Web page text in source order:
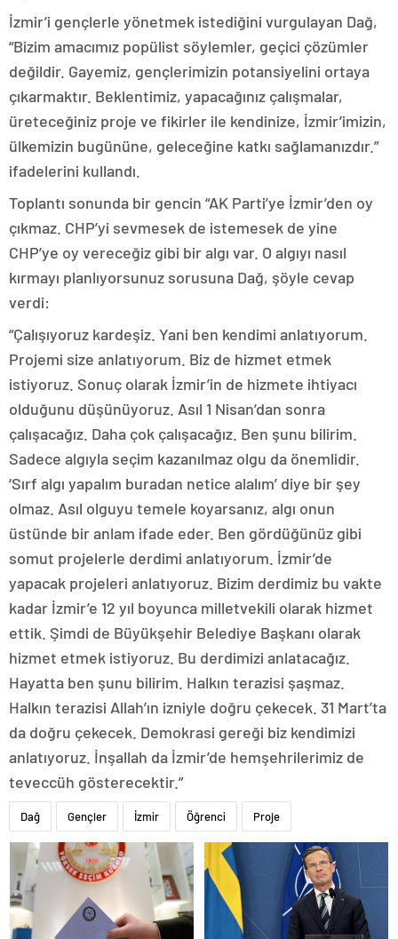
İzmir’i gençlerle yönetmek istediğini vurgulayan Dağ,
“Bizim amacımız popülist söylemler, geçici çözümler
değildir. Gayemiz, gençlerimizin potansiyelini ortaya
çıkarmaktır. Beklentimiz, yapacağınız çalışmalar,
üreteceğiniz proje ve fikirler ile kendinize, İzmir’imizin,
ülkemizin bugününe, geleceğine katkı sağlamanızdır.”
ifadelerini kullandı.
Toplantı sonunda bir gencin “AK Parti’ye İzmir’den oy
çıkmaz. CHP’yi sevmesek de istemesek de yine
CHP’ye oy vereceğiz gibi bir algı var. O algıyı nasıl
kırmayı planlıyorsunuz sorusuna Dağ, şöyle cevap
verdi:
“Çalışıyoruz kardeşiz. Yani ben kendimi anlatıyorum.
Projemi size anlatıyorum. Biz de hizmet etmek
istiyoruz. Sonuç olarak İzmir’in de hizmete ihtiyacı
olduğunu düşünüyoruz. Asıl 1 Nisan’dan sonra
çalışacağız. Daha çok çalışacağız. Ben şunu bilirim.
Sadece algıyla seçim kazanılmaz olgu da önemlidir.
‘Sırf algı yapalım buradan netice alalım’ diye bir şey
olmaz. Asıl olguyu temele koyarsanız, algı onun
üstünde bir anlam ifade eder. Ben gördüğünüz gibi
somut projelerle derdimi anlatıyorum. İzmir’de
yapacak projeleri anlatıyoruz. Bizim derdimiz bu vakte
kadar İzmir’e 12 yıl boyunca milletvekili olarak hizmet
ettik. Şimdi de Büyükşehir Belediye Başkanı olarak
hizmet etmek istiyoruz. Bu derdimizi anlatacağız.
Hayatta ben şunu bilirim. Halkın terazisi şaşmaz.
Halkın terazisi Allah’ın izniyle doğru çekecek. 31 Mart’ta
da doğru çekecek. Demokrasi gereği biz kendimizi
anlatıyoruz. İnşallah da İzmir’de hemşehrilerimiz de
teveccüh gösterecektir.”
Dağ Gençler İzmir Öğrenci Proje